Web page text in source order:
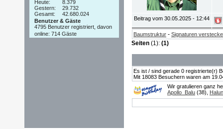
Heute:
8.379
Gestern:
29.732
Gesamt:
42.680.024
Benutzer & Gäste
4795 Benutzer registriert, davon
online: 714 Gäste
Beitrag vom 30.05.2025 - 12:44
Baumstruktur - Signaturen
Seiten (1): (1)
Es ist / sind gerade 0 registrierte(r)
Mit 18083 Besuchern waren am
Wir gratulieren ganz
Apollo_Balu (38),